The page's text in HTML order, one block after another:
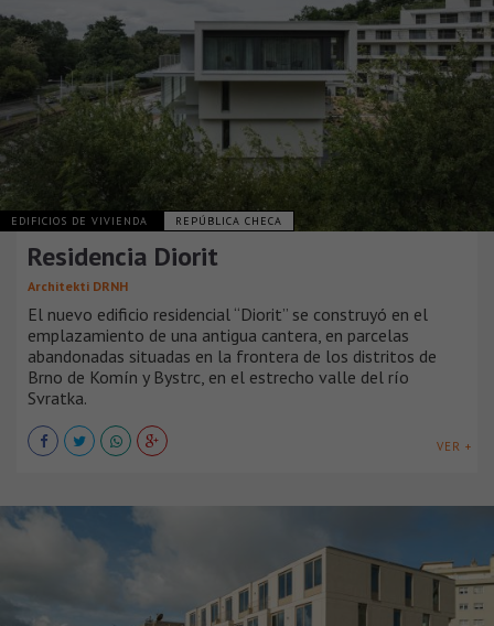
EDIFICIOS DE VIVIENDA REPÚBLICA CHECA
Residencia Diorit
Architekti DRNH
El nuevo edificio residencial “Diorit” se construyó en el
emplazamiento de una antigua cantera, en parcelas
abandonadas situadas en la frontera de los distritos de
Brno de Komín y Bystrc, en el estrecho valle del río
Svratka.
VER +